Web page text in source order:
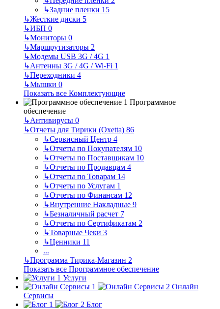
↳Задние пленки 15
↳Жесткие диски 5
↳ИБП 0
↳Мониторы 0
↳Маршрутизаторы 2
↳Модемы USB 3G / 4G 1
↳Антенны 3G / 4G / Wi-Fi 1
↳Переходники 4
↳Мышки 0
Показать все Комплектующие
Программное
обеспечение
↳Антивирусы 0
↳Отчеты для Тирики (Oxetta) 86
↳Сервисный Центр 4
↳Отчеты по Покупателям 10
↳Отчеты по Поставщикам 10
↳Отчеты по Продавцам 4
↳Отчеты по Товарам 14
↳Отчеты по Услугам 1
↳Отчеты по Финансам 12
↳Внутренние Накладные 9
↳Безналичный расчет 7
↳Отчеты по Сертификатам 2
↳Товарные Чеки 3
↳Ценники 11
...
↳Программа Тирика-Магазин 2
Показать все Программное обеспечение
Услуги
Онлайн
Сервисы
Блог